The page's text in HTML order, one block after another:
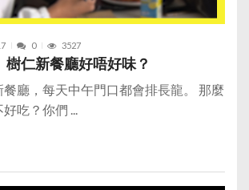
0 3527
樹仁新餐廳好唔好味？
廳，每天中午門口都會排長龍。 那麼
吃？你們 ...